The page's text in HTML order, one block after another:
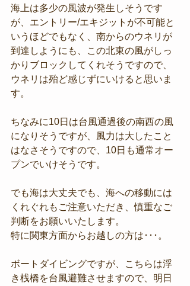
海上は多少の風波が発生しそうです
が、エントリー/エキジットが不可能と
いうほどでもなく、南からのウネリが
到達しようにも、この北東の風がしっ
かりブロックしてくれそうですので、
ウネリは殆ど感じずにいけると思いま
す。
ちなみに10日は台風通過後の南西の風
になりそうですが、風力は大したこと
はなさそうですので、10日も通常オー
プンでいけそうです。
でも海は大丈夫でも、海への移動には
くれぐれもご注意いただき、慎重なご
判断をお願いいたします。
特に関東方面からお越しの方は･･･。
ボートダイビングですが、こちらは浮
き桟橋を台風避難させますので、明日